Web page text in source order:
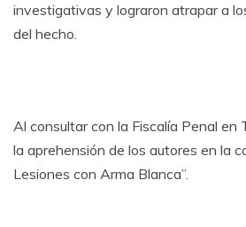
investigativas y lograron atrapar a
del hecho.
Al consultar con la Fiscalía Penal en
la aprehensión de los autores en la
Lesiones con Arma Blanca”.